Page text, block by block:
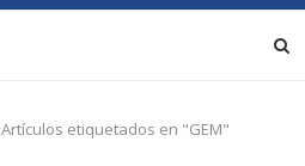
Artículos etiquetados en "GEM"